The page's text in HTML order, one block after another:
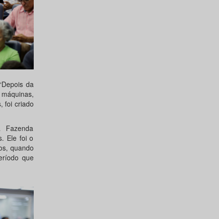
da
foi criado
Ele foi o
quando
que